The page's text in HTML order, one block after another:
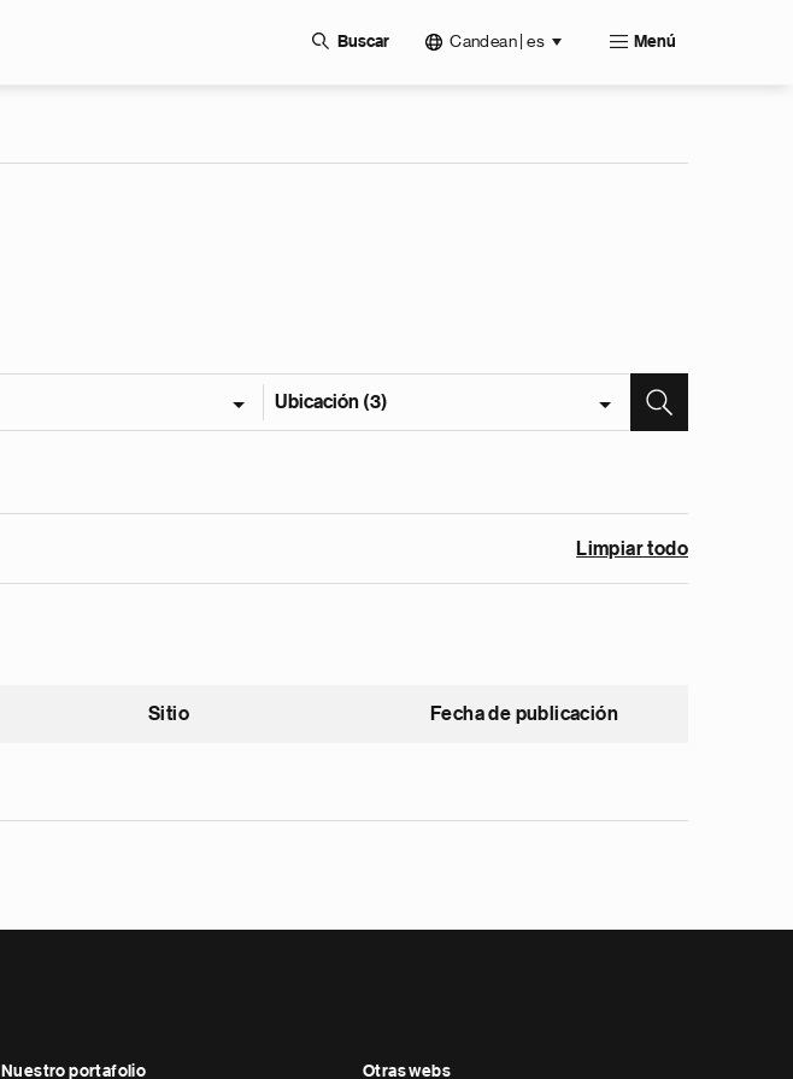
Buscar Candean | es Menú
Ubicación (3)
Limpiar todo
Sitio Fecha de publicación
Nuestro portafolio Otras webs